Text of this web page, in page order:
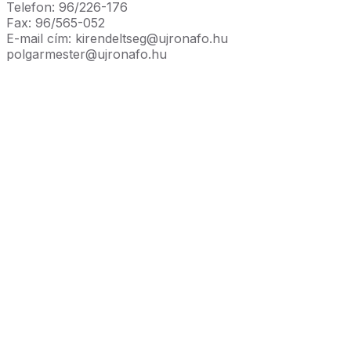
Telefon: 96/226-176
Fax: 96/565-052
E-mail cím: kirendeltseg@ujronafo.hu
polgarmester@ujronafo.hu